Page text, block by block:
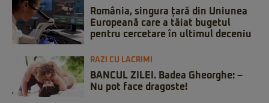
România, singura țară din Uniunea
Europeană care a tăiat bugetul
pentru cercetare în ultimul deceniu
RAZI CU LACRIMI
BANCUL ZILEI. Badea Gheorghe: –
Nu pot face dragoste!